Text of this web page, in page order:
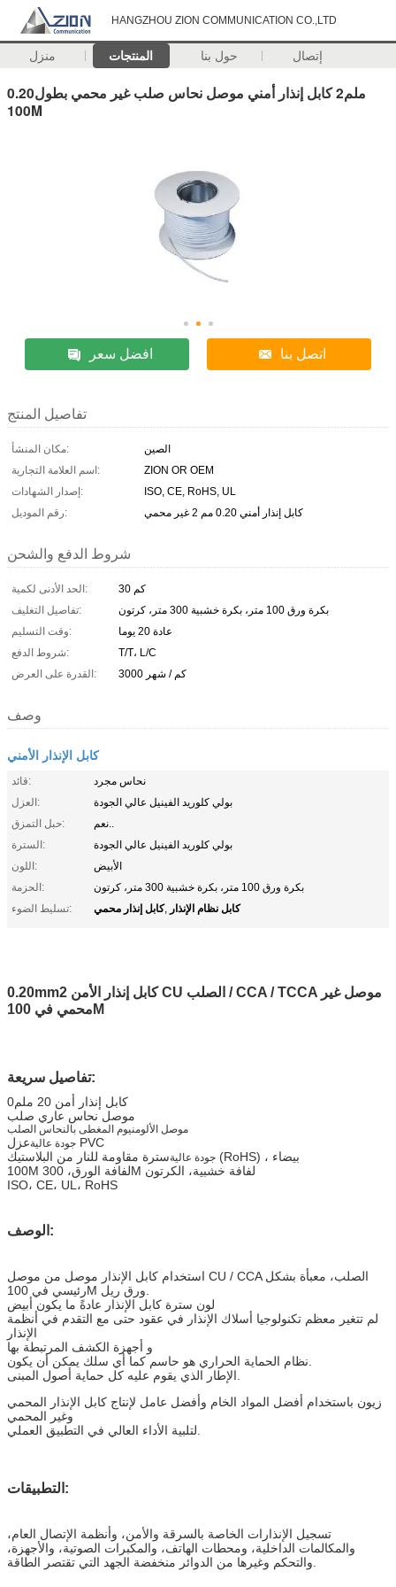
HANGZHOU ZION COMMUNICATION CO.,LTD
منزل المنتجات حول بنا إتصال
0.20ملم2 كابل إنذار أمني موصل نحاس صلب غير محمي بطول
100M
افضل سعر اتصل بنا
تفاصيل المنتج
مكان المنشأ:
الصين
اسم العلامة التجارية:
ZION OR OEM
إصدار الشهادات:
ISO, CE, RoHS, UL
رقم الموديل:
كابل إنذار أمني 0.20 مم 2 غير محمي
شروط الدفع والشحن
الحد الأدنى لكمية:
30 كم
تفاصيل التغليف:
بكرة ورق 100 متر، بكرة خشبية 300 متر، كرتون
وقت التسليم:
عادة 20 يوما
شروط الدفع:
T/T، L/C
القدرة على العرض:
3000 كم / شهر
وصف
كابل الإنذار الأمني
قائد:
نحاس مجرد
العزل:
بولي كلوريد الفينيل عالي الجودة
حبل التمزق:
نعم..
السترة:
بولي كلوريد الفينيل عالي الجودة
اللون:
الأبيض
الحزمة:
بكرة ورق 100 متر، بكرة خشبية 300 متر، كرتون
تسليط الضوء:
كابل إنذار محمي, كابل نظام الإنذار
0.20mm2 كابل إنذار الأمن CU الصلب / CCA / TCCA موصل غير
محمي في 100M
تفاصيل سريعة:
0كابل إنذار أمن 20 ملم
موصل نحاس عاري صلب
موصل الألومنيوم المغطى بالنحاس الصلب
جودة عالية عزل PVC
جودة عالية
سترة مقاومة للنار من البلاستيك (RoHS) ، بيضاء
100M لفافة الورق، 300M لفافة خشبية، الكرتون
ISO، CE، UL، RoHS
الوصف:
استخدام كابل الإنذار موصل من موصل CU / CCA الصلب، معبأة بشكل
لون سترة كابل الإنذار عادةً ما يكون أبيض
لم تتغير معظم تكنولوجيا أسلاك الإنذار في عقود حتى مع التقدم في أنظمة
الإنذار
و أجهزة الكشف المرتبطة بها
زيون باستخدام أفضل المواد الخام وأفضل عامل لإنتاج كابل الإنذار المحمي
وغير المحمي
التطبيقات:
تسجيل الإنذارات الخاصة بالسرقة والأمن، وأنظمة الإتصال العام،
والمكالمات الداخلية، ومحطات الهاتف، والمكبرات الصوتية، والأجهزة،